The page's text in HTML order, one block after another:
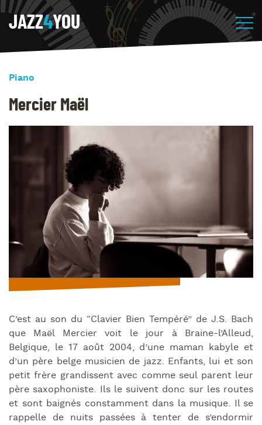
JAZZ4YOU
Piano
Mercier Maël
C’est au son du “Clavier Bien Tempéré” de J.S. Bach
que Maël Mercier voit le jour à Braine-l’Alleud,
Belgique, le 17 août 2004, d’une maman kabyle et
d’un père belge musicien de jazz. Enfants, lui et son
petit frère grandissent avec comme seul parent leur
père saxophoniste. Ils le suivent donc sur les routes
et sont baignés constamment dans la musique. Il se
rappelle de nuits passées à tenter de s’endormir